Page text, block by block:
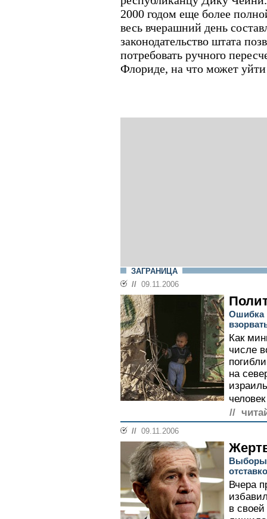
2000 годом еще более
весь вчерашний день
законодательство штата
потребовать ручного
Флориде, на что может уйти
ЗАГРАНИЦА
// 09.11.2006
Ошибка
Как
числе
на
//
// 09.11.2006
Выборы
Вчера
в